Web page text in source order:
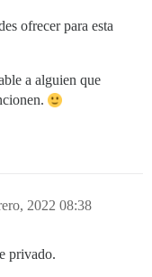
ofrecer para esta
a alguien que
2022 08:38
privado.